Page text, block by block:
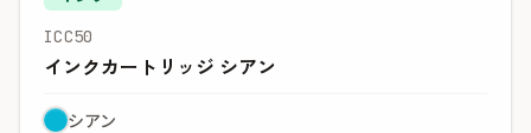
ICC50
インクカートリッジ シアン
シアン